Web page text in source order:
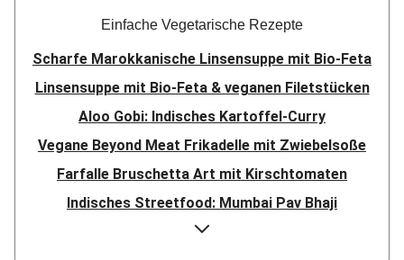
Einfache Vegetarische Rezepte
Scharfe Marokkanische Linsensuppe mit Bio-Feta
Linsensuppe mit Bio-Feta & veganen Filetstücken
Aloo Gobi: Indisches Kartoffel-Curry
Vegane Beyond Meat Frikadelle mit Zwiebelsoße
Farfalle Bruschetta Art mit Kirschtomaten
Indisches Streetfood: Mumbai Pav Bhaji
Aloo Gobi: Indisches Kartoffel-Curry